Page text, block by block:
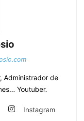
Administrador de
Youtuber.
Instagram